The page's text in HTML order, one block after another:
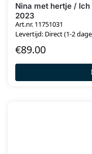
Nina met hertje /
2023
Art.nr. 11751031
Levertijd: Direct (1-2
€89.00